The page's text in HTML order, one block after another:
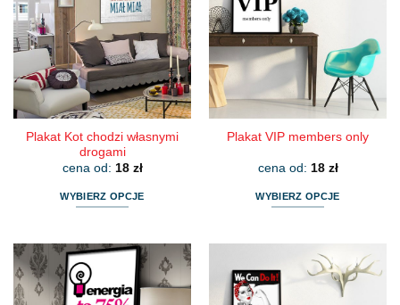
Opcje
można
wybrać
na
stronie
produktu
Opcje
można
wybrać
na
stronie
produktu
Plakat Kot chodzi własnymi
drogami
cena od: 18 zł
WYBIERZ OPCJE
ma
wariantów.
Plakat VIP members only
cena od: 18 zł
WYBIERZ OPCJE
wiele
wariantów.